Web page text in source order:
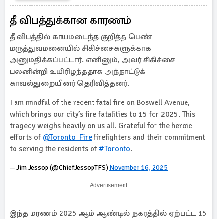
தீ விபத்துக்கான காரணம்
தீ விபத்தில் காயமடைந்த குறித்த பெண்
மருத்துவமனையில் சிகிச்சைகளுக்காக
அனுமதிக்கப்பட்டார். எனினும், அவர் சிகிச்சை
பலனின்றி உயிரிழந்ததாக அந்நாட்டுக்
காவல்துறையினர் தெரிவித்தனர்.
I am mindful of the recent fatal fire on Boswell Avenue,
which brings our city’s fire fatalities to 15 for 2025. This
tragedy weighs heavily on us all. Grateful for the heroic
efforts of @Toronto_Firefirefighters and their commitment
to serving the residents of#Toronto.
— Jim Jessop (@ChiefJessopTFS) November 16, 2025
Advertisement
இந்த மரணம் 2025 ஆம் ஆண்டில் நகரத்தில் ஏற்பட்ட 15